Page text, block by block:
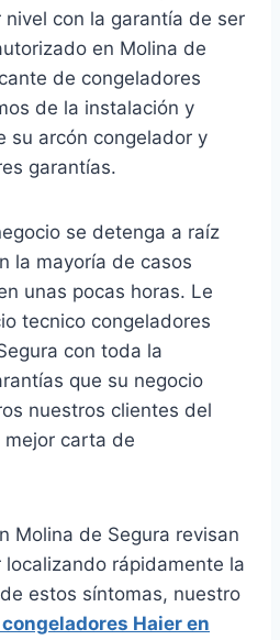
con la garantía de ser
en Molina de
de congeladores
de la instalación y
su arcón congelador y
garantías.
se detenga a raíz
la mayoría de casos
unas pocas horas. Le
tecnico congeladores
con toda la
que su negocio
nuestros clientes del
mejor carta de
Molina de Segura revisan
rápidamente la
estos síntomas, nuestro
Haier en